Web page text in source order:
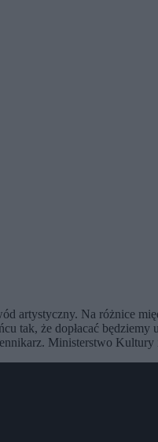
artystyczny. Na różnice
tak, że dopłacać
Ministerstwo